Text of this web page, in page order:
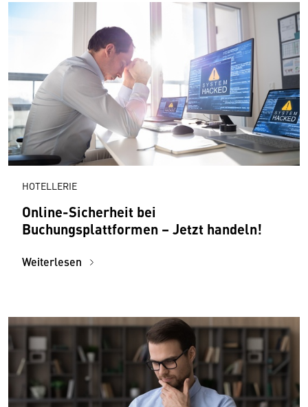
HOTELLERIE
Online-Sicherheit bei
Buchungsplattformen – Jetzt handeln!
Weiterlesen